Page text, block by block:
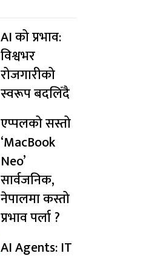
AI को प्रभाव:
विश्वभर
रोजगारीको
स्वरूप बदलिँदै
एप्पलको सस्तो
‘MacBook
Neo’
सार्वजनिक,
नेपालमा कस्तो
प्रभाव पर्ला ?
AI Agents: IT